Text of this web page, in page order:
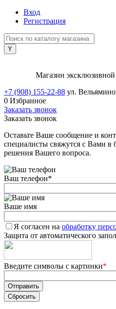
Вход
Регистрация
Магазин
+7 (908) 155-22-88 ул.
0 Избранное
Заказать звонок
Заказать звонок
Оставьте Ваше сообщение и
специалисты свяжутся с Вами в
решения Вашего вопроса.
Ваш телефон*
Ваше имя
Я согласен на обработку
Защита от автоматического
Введите символы с картинки*